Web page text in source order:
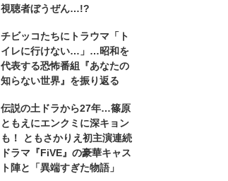
視聴者ぼうぜん…!?
チビッコたちにトラウマ「ト
イレに行けない…」…昭和を
代表する恐怖番組『あなたの
知らない世界』を振り返る
伝説の土ドラから27年…篠原
ともえにエンクミに深キョン
も！ ともさかりえ初主演連続
ドラマ『FiVE』の豪華キャス
ト陣と「異端すぎた物語」